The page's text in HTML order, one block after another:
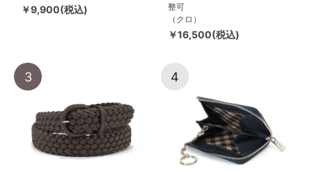
￥9,900(税込)
整可
（クロ）
￥16,500(税込)
3 4